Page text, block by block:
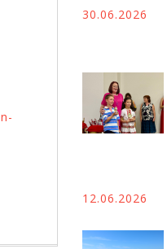
30.06.2026
12.06.2026